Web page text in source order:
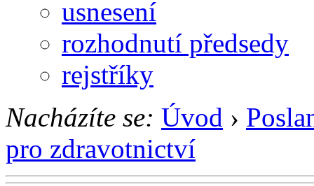
usnesení
rozhodnutí předsedy
rejstříky
Nacházíte se: Úvod ›
pro zdravotnictví